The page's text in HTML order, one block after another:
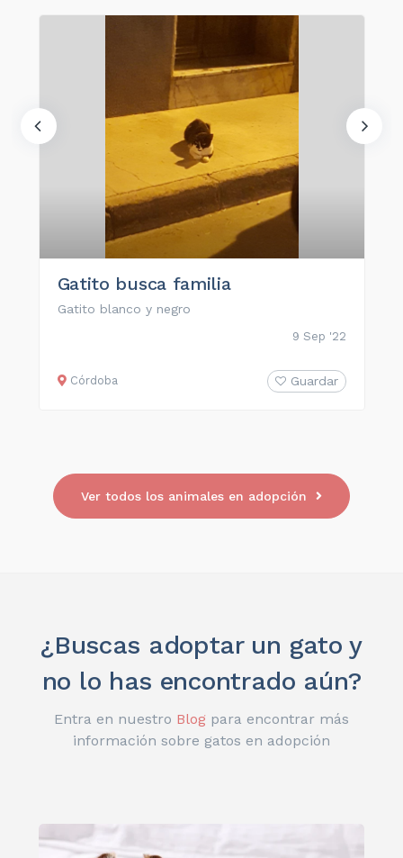
Gatito busca familia
Gatito blanco y negro
9 Sep '22
Córdoba Guardar
Ver todos los animales en adopción
¿Buscas adoptar un gato y
no lo has encontrado aún?
Entra en nuestro Blog para encontrar más
información sobre gatos en adopción